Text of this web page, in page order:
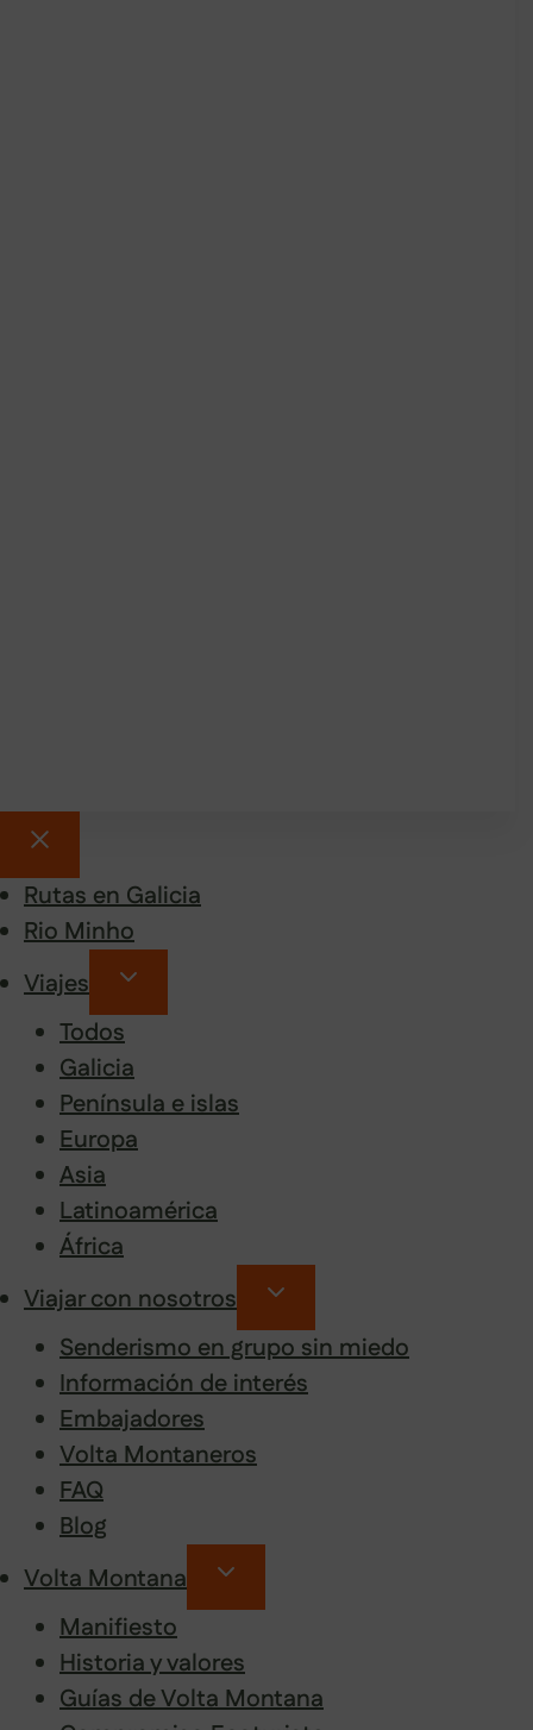
Rutas en Galicia
Rio Minho
Viajes
Todos
Galicia
Península e islas
Europa
Asia
Latinoamérica
África
Viajar con nosotros
Senderismo en grupo sin miedo
Información de interés
Embajadores
Volta Montaneros
FAQ
Blog
Volta Montana
Manifiesto
Historia y valores
Guías de Volta Montana